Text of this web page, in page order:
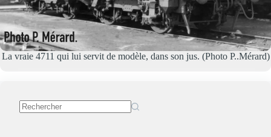
La vraie 4711 qui lui servit de modèle, dans son jus. (Photo P..Mérard)